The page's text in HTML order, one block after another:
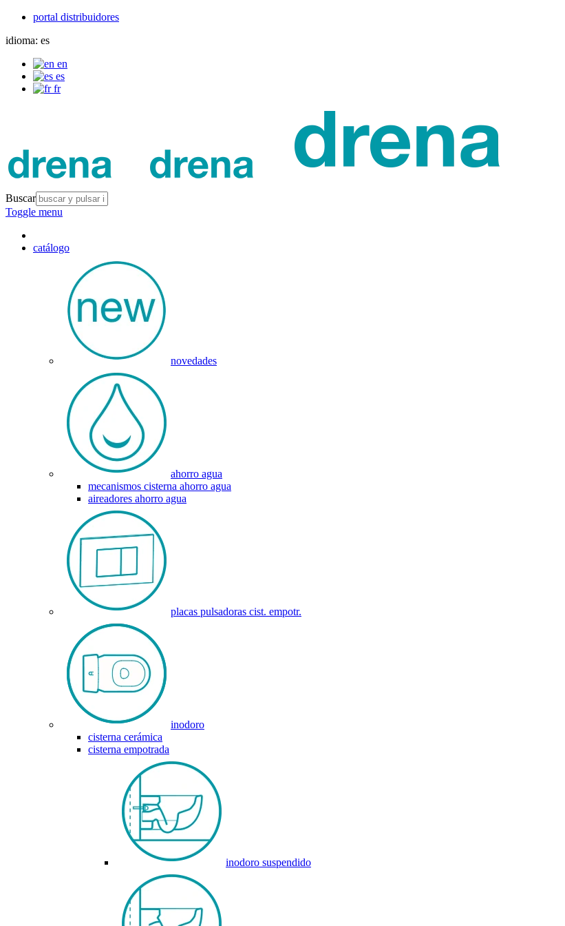
portal distribuidores
idioma: es
en
es
fr
Buscar
Toggle menu
catálogo
novedades
ahorro agua
mecanismos cisterna ahorro agua
aireadores ahorro agua
placas pulsadoras cist. empotr.
inodoro
cisterna cerámica
cisterna empotrada
inodoro suspendido